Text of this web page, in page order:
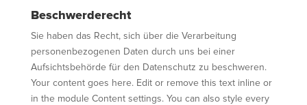
Beschwerderecht
Sie haben das Recht, sich über die Verarbeitung
personenbezogenen Daten durch uns bei einer
Aufsichtsbehörde für den Datenschutz zu beschweren.
Your content goes here. Edit or remove this text inline or
in the module Content settings. You can also style every